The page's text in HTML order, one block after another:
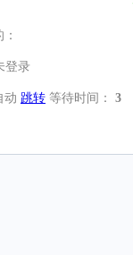
登录
动 跳转 等待时间： 3